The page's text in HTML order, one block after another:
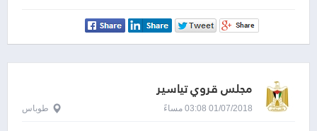
مجلس قروي تياسير
01/07/2018 03:08 مساءً طوباس